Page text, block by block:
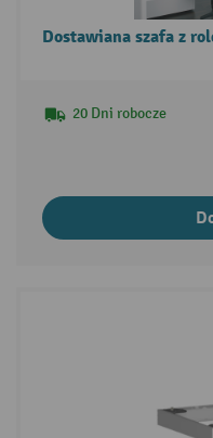
Dostawiana szafa z
20 Dni robocze